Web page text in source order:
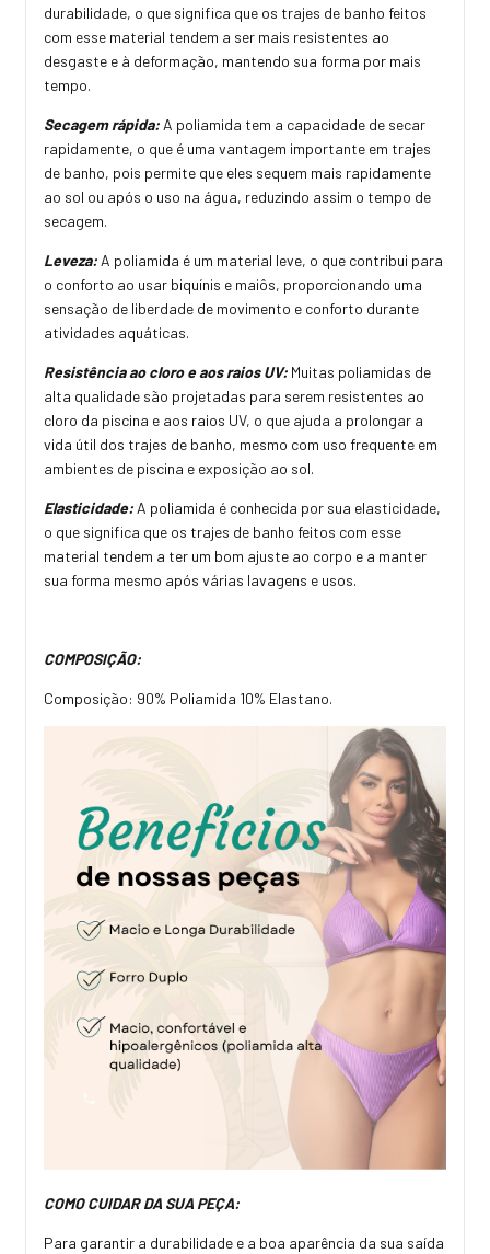
durabilidade, o que significa que os trajes de banho feitos
com esse material tendem a ser mais resistentes ao
desgaste e à deformação, mantendo sua forma por mais
tempo.
Secagem rápida:A poliamida tem a capacidade de secar
rapidamente, o que é uma vantagem importante em trajes
de banho, pois permite que eles sequem mais rapidamente
ao sol ou após o uso na água, reduzindo assim o tempo de
secagem.
Leveza:A poliamida é um material leve, o que contribui para
o conforto ao usar biquínis e maiôs, proporcionando uma
sensação de liberdade de movimento e conforto durante
atividades aquáticas.
Resistência ao cloro e aos raios UV: Muitas poliamidas de
alta qualidade são projetadas para serem resistentes ao
cloro da piscina e aos raios UV, o que ajuda a prolongar a
vida útil dos trajes de banho, mesmo com uso frequente em
ambientes de piscina e exposição ao sol.
Elasticidade:A poliamida é conhecida por sua elasticidade,
o que significa que os trajes de banho feitos com esse
material tendem a ter um bom ajuste ao corpo e a manter
sua forma mesmo após várias lavagens e usos.
COMPOSIÇÃO:
Composição: 90% Poliamida 10% Elastano.
COMO CUIDAR DA SUA PEÇA:
Para garantir a durabilidade e a boa aparência da sua saída